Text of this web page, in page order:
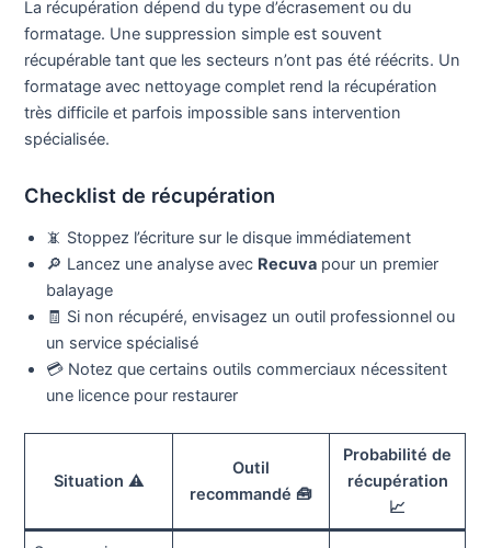
La récupération dépend du type d’écrasement ou du
formatage. Une suppression simple est souvent
récupérable tant que les secteurs n’ont pas été réécrits. Un
formatage avec nettoyage complet rend la récupération
très difficile et parfois impossible sans intervention
spécialisée.
Checklist de récupération
📵 Stoppez l’écriture sur le disque immédiatement
🔎 Lancez une analyse avec Recuva pour un premier
balayage
🧾 Si non récupéré, envisagez un outil professionnel ou
un service spécialisé
💳 Notez que certains outils commerciaux nécessitent
une licence pour restaurer
Situation ⚠️
Outil
recommandé 🧰
Probabilité de
récupération
📈